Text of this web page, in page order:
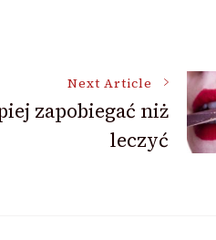
Next Article
zapobiegać niż
leczyć